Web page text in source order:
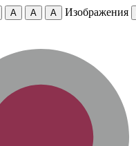
A A A Изображения